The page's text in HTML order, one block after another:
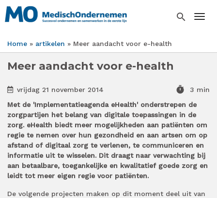
Overslaan
en
inhoud
search
Home artikelen Meer aandacht voor e-health
Meer aandacht voor e-health
vrijdag 21 november 2014 timer
3 min
Met de 'Implementatieagenda eHealth' onderstrepen de
zorgpartijen het belang van digitale toepassingen in de
zorg. eHealth biedt meer mogelijkheden aan patiënten om
regie te nemen over hun gezondheid en aan artsen om op
afstand of digitaal zorg te verlenen, te communiceren en
informatie uit te wisselen. Dit draagt naar verwachting bij
aan betaalbare, toegankelijke en kwalitatief goede zorg en
leidt tot meer eigen regie voor patiënten.
De volgende projecten maken op dit moment deel uit van